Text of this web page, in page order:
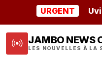
URGENT Uvira :
JAMBO NEWS
LES NOUVELLES À LA